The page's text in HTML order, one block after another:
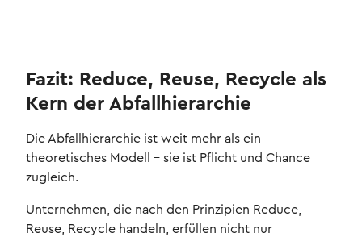
Fazit: Reduce, Reuse, Recycle als
Kern der Abfallhierarchie
Die Abfallhierarchie ist weit mehr als ein
theoretisches Modell – sie ist Pflicht und Chance
zugleich.
Unternehmen, die nach den Prinzipien Reduce,
Reuse, Recycle handeln, erfüllen nicht nur